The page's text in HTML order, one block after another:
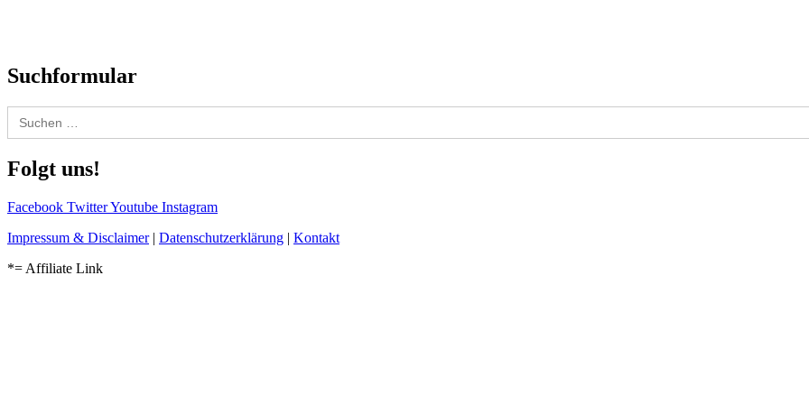
Suchformular
Search
for:
Folgt uns!
Facebook TwitterYoutube Instagram
Impressum & Disclaimer| Datenschutzerklärung | Kontakt
*= Affiliate Link